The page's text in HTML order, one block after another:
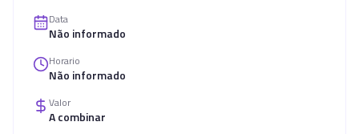
Data
Não informado
Horario
Não informado
Valor
A combinar